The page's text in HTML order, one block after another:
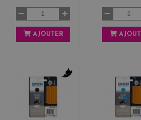
AJOUTER